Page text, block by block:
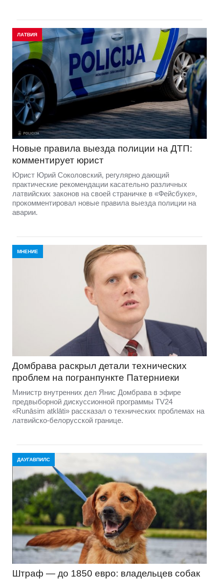
ЛАТВИЯ
Новые правила выезда полиции на ДТП:
комментирует юрист
Юрист Юрий Соколовский, регулярно дающий
практические рекомендации касательно различных
латвийских законов на своей страничке в «Фейсбуке»,
прокомментировал новые правила выезда полиции на
аварии.
МНЕНИЕ
Домбравa раскрыл детали технических
проблем на погранпункте Патерниеки
Министр внутренних дел Янис Домбрава в эфире
предвыборной дискуссионной программы TV24
«Runāsim atklāti» рассказал о технических проблемах на
латвийско-белорусской границе.
ДАУГАВПИЛС
Штраф — до 1850 евро: владельцев собак